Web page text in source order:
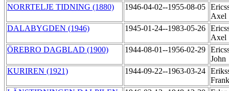
NORRTELJE TIDNING (1880)
1946-04-02--1955-08-05
Axel
DALABYGDEN (1946)
1945-01-24--1983-05-26
Axel
ÖREBRO DAGBLAD (1900)
1944-08-01--1956-02-29
John
KURIREN (1921)
1944-09-22--1963-03-24